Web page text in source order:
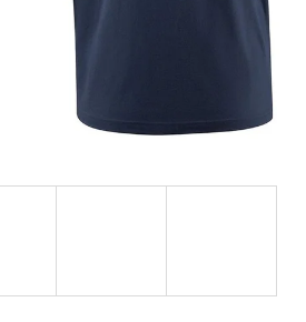
ČLUN WILLIS BOATS RY-
MODRÉ BARVĚ SE
PODLAHOU